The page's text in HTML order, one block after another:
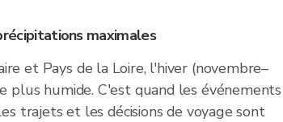
maximales
et Pays de la Loire, l'hiver (novembre–
plus humide. C'est quand les événements
trajets et les décisions de voyage sont